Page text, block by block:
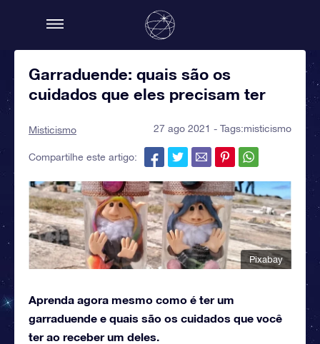
Garraduende: quais são os
cuidados que eles precisam ter
Misticismo 27 ago 2021 - Tags:misticismo
Compartilhe este artigo:
Pixabay
Aprenda agora mesmo como é ter um
garraduende e quais são os cuidados que você
ter ao receber um deles.